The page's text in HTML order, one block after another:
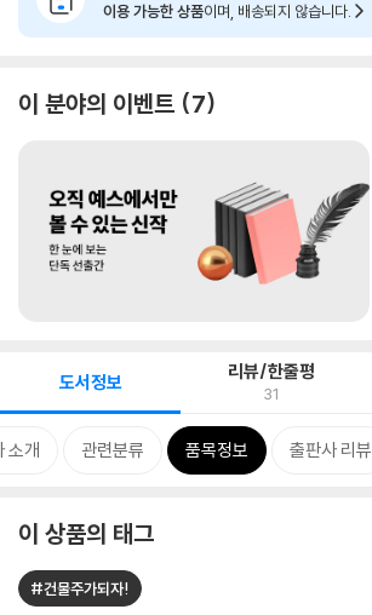
이용 가능한 상품이며, 배송되지 않습니다.
이 분야의 이벤트 7
도서정보 리뷰/한줄평
31
소개 관련분류 품목정보 출판사 리뷰
이 상품의 태그
#건물주가되자!